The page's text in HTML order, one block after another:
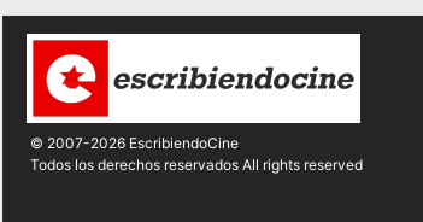
© 2007-2026 EscribiendoCine
Todos los derechos reservados All rights reserved